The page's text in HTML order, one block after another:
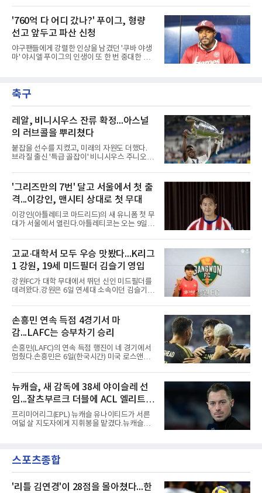
리그의 최종 순위와 포스트시즌 진출 팀이 판가
름 나는 가장 잔인하고도 중
독은 단순히 더위를 이야기하지 않았다. 우천,
폭염, 부상 등 변수가 늘어나는 현실에서 현재
팀당 144경기 체제가 과연 지속 가능한지 질문
을 던졌다.물론 144경기가 세계적으로 특별히
많은 숫자는 아니다. 메이저리그는 팀당 162경
기, 일본프로야구도 143~144경기를 치른다. 숫
자만 놓고 보면 KBO가 유난히 혹사 구조라고 말
비교하기 어려울 정도로 폭염이 길어지고 강해
지고 있다. 여기에 장마, 이
'760억 다 어디 갔나?' 푸이그, 형량
선고 앞두고 파산 신청
야구팬들에게 강렬한 인상을 남겼던 '쿠바 야생
마' 야시엘 푸이그의 인생이 또 한 번 중대한 갈
로리다 파산 법원에 챕터11 파산보호 신청을 냈
다. 챕터11은 기업이나 개인이 채권자들과 협의
다.미 매체들에 따르면 푸이그의 자산 규모는
1000만~5000만 달러(약 146억~730억 원), 부
채는 100만~1000만 달러(약 14억~146억 원) 수
준으로 신고됐다. 다만 법원은 채권자 목록과 자
산 내역 등 일부 필수 자료가 빠졌다며 서류 미비
를 지적했다.관심이 쏠리는 이
축구
레알, 비니시우스 잔류 확정...아스널
의 러브콜을 뿌리쳤다
붙잡을 선수를 지켰고, 미래의 자원도 더했다.
브라질 출신 '특급 골잡이' 비니시우스 주니오르
이어간다.스페인 프로축구 프리메라리가 '거함'
레알 마드리드는 7일(한국시간) 비니시우스와
2032년 6월 30일까지 유효한 6년 연장 계약에
합의했다고 공식 발표했다. 비니시우스는 재계
약 확정 후 사회관계망서비스(SNS)에 베르나베
우에서의 8년은 너무 짧다며, 앞으로 6년, 그리
고 영원히 함께하겠다고 애정을 드러냈다.성사
관심을 받았는데, 18개월간 이어진 재계약 협상
이 한때 교착됐기 때문이다. 그러
'그리즈만의 7번' 달고 서울에서 첫 출
격...이강인, 맨시티 상대로 첫 무대
이강인(아틀레티코 마드리드)의 새 유니폼 첫 무
대가 서울에서 열린다.아틀레티코는 오는 9일
와 2026 쿠팡플레이 시리즈 친선 경기를 치른다.
구단 소집 명단에 이강인이 포함되면서 변수가
없는 한 그의 첫 출격은 서울이 된다.등번호부터
무게가 실렸다. 이강인은 첫 경기부터 7번을 단
다. 2010년대 팀의 전성기를 이끈 앙투안 그리즈
만이 달았던 번호다.합류 과정은 순탄치 않았다.
스페인으로 건너가려던 그는 병역 특례 행정 절
짧게 호흡을 맞춰 경기에 나선다.역할도 관심사
다. 유려한 탈압박과
고교·대학서 모두 우승 맛봤다...K리그
1 강원, 19세 미드필더 김슬기 영입
강원FC가 대학 무대에서 뛰던 신인 미드필더를
데려왔다.강원은 6일 연세대 소속이던 김슬기
조건을 갖췄다.이력은 우승으로 채워져 있다. 수
원고 시절 주축으로 활약하며 지난해 전국고등
리그와 추계전국고등대회 우승에 기여했고, 올
해 연세대 진학 후에는 춘계한산대첩기대학대회
정상에 올랐다. 2024년에는 17세 이하(U-17) 대
표팀 훈련에도 소집됐다.김슬기는 입단하게 돼
기쁘고 영광이라며 프로 무대에서도 성장해 팀
손흥민 연속 득점 4경기서 마
감...LAFC는 승부차기 승리
손흥민(LAFC)의 연속 득점 행진이 네 경기에서
멈췄다.손흥민은 6일(한국시간) 미국 로스앤젤
컵 리그 페이즈 1차전 치바스 과달라하라(멕시
코)전에 선발 출전했으나 공격포인트 없이 후반
41분 타일러 보이드와 교체됐다. 이날 골을 넣었
다면 공식전 5경기 연속 득점이었다. 다만 메이
저리그사커(MLS)에서 이어온 4경기 연속골 기
록은 유지된다.경기는 팽팽했다. 전반 38분 다비
드 마르티네스의 땅볼 크로스를 드니 부앙가가
으로 골대 오른쪽 하단을 찔러 균형을 맞췄다.승
부는 승부차기로 갈렸다. LAFC는
뉴캐슬, 새 감독에 38세 야이슬레 선
임...잘츠부르크 더블에 ACL 엘리트 2
연패 경력
프리미어리그(EPL) 뉴캐슬 유나이티드가 서른
여덟 살 지도자에게 지휘봉을 맡겼다.뉴캐슬은
럽 축구계에서 가장 촉망받는 젊은 감독을 데려
왔다고 밝혔다.이력은 이른 나이에 쌓였다. 서른
사령탑에 올라 첫 시즌 리그와 컵대회를 동시에
스포츠종합
'리틀 김연경'이 28점을 몰아쳤다...한